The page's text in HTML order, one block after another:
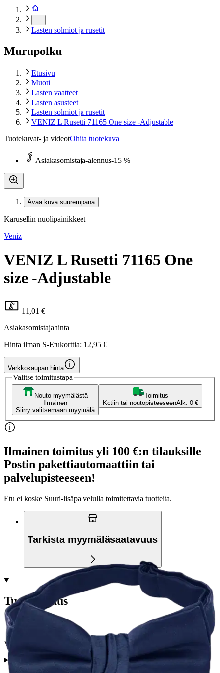
Lasten solmiot ja rusetit
Murupolku
Etusivu
Muoti
Lasten vaatteet
Lasten asusteet
Lasten solmiot ja rusetit
VENIZ L Rusetti 71165 One size -Adjustable
Tuotekuvat- ja videotOhita tuotekuva
Asiakasomistaja-alennus-15 %
Avaa kuva suurempana
Karusellin nuolipainikkeet
Veniz
VENIZ L Rusetti 71165 One
size -Adjustable
11,01 €
Asiakasomistajahinta
Hinta ilman S-Etukorttia: 12,95 €
Verkkokaupan hinta
Valitse toimitustapa
Nouto myymälästä
Ilmainen
Siirry valitsemaan myymälä
Toimitus
Kotiin tai noutopisteeseenAlk. 0 €
Ilmainen toimitus yli 100 €:n tilauksille
Postin pakettiautomaattiin tai
palvelupisteeseen!
Etu ei koske Suuri‑lisäpalvelulla toimitettavia tuotteita.
Tarkista myymäläsaatavuus
Tuotekuvaus
VENIZ L Rusetti 71165 One size -Adjustable